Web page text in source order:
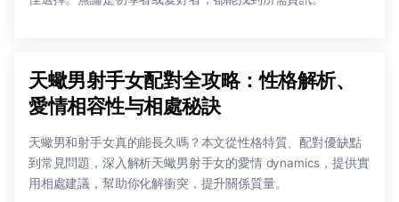
天蠍男射手女配對全攻略：性格解析、
愛情相容性与相處秘訣
天蠍男和射手女真的能長久嗎？本文從性格特質、配對優缺點
到常見問題，深入解析天蠍男射手女的愛情 dynamics，提供實
用相處建議，幫助你化解衝突，提升關係質量。